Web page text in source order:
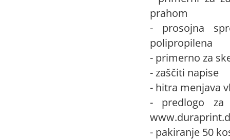
prahom
- prosojna
polipropilena
- primerno za
- zaščiti napise
- hitra menjava
- predlogo za
- pakiranje 50